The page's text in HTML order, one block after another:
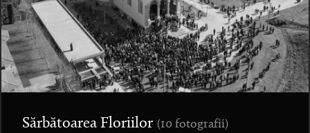
Sărbătoarea Floriilor (10 fotografii)